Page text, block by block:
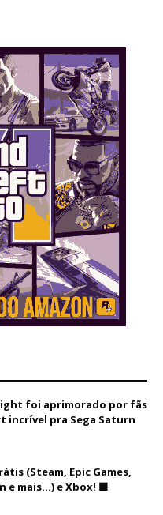
foi aprimorado por fãs
incrível pra Sega Saturn
(Steam, Epic Games,
e mais...) e Xbox! 🟩